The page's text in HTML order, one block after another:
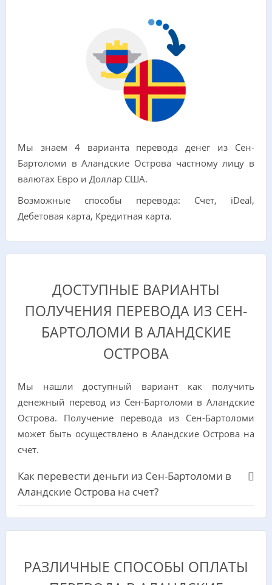
Мы знаем 4 варианта перевода денег из Сен-
Бартоломи в Аландские Острова частному лицу в
валютах Евро и Доллар США.
Возможные способы перевода: Счет, iDeal,
Дебетовая карта, Кредитная карта.
ДОСТУПНЫЕ ВАРИАНТЫ
ПОЛУЧЕНИЯ ПЕРЕВОДА ИЗ СЕН-
БАРТОЛОМИ В АЛАНДСКИЕ
ОСТРОВА
Мы нашли доступный вариант как получить
денежный перевод из Сен-Бартоломи в Аландские
Острова. Получение перевода из Сен-Бартоломи
может быть осуществлено в Аландские Острова на
счет.
Как перевести деньги из Сен-Бартоломи в
Аландские Острова на счет?
РАЗЛИЧНЫЕ СПОСОБЫ ОПЛАТЫ